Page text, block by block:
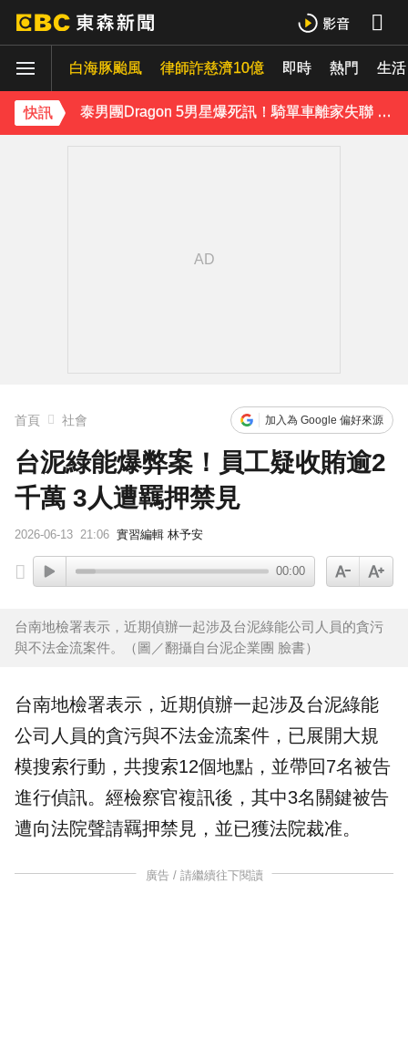
白海豚颱風 律師詐慈濟10億 即時 熱門 生活
快訊
SEVENTEEN勝寬、Dino同天入伍！玟奎9月服替代役
泰男團Dragon 5男星爆死訊！騎單車離家失聯 陳屍河中驚見「20公斤重物」
首頁 社會 加入為 Google 偏好來源
台泥綠能爆弊案！員工疑收賄逾2
千萬 3人遭羈押禁見
2026-06-13 21:06 實習編輯 林予安
00:00
台南地檢署表示，近期偵辦一起涉及台泥綠能公司人員的貪污
與不法金流案件。（圖／翻攝自台泥企業團 臉書）
台南地檢署表示，近期偵辦一起涉及 台泥綠能
公司人員的貪污與不法金流案件，已展開大規
模搜索行動，共搜索12個地點，並帶回7名被告
進行偵訊。經檢察官複訊後，其中3名關鍵被告
遭向法院聲請羈押禁見，並已獲法院裁准。
廣告 / 請繼續往下閱讀